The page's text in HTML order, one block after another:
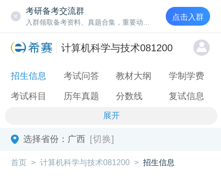
考研备考交流群
点击入群
计算机科学与技术081200
招生信息 考试问答 教材大纲 学制学费
考试科目 历年真题 分数线 复试信息
展开
选择省份： 广西 [切换]
首页 > 计算机科学与技术081200 > 招生信息